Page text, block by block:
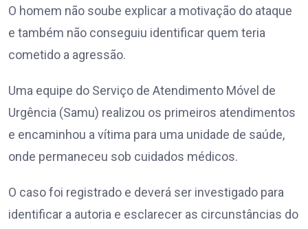
O homem não soube explicar a motivação do ataque
e também não conseguiu identificar quem teria
cometido a agressão.
Uma equipe do Serviço de Atendimento Móvel de
Urgência (Samu) realizou os primeiros atendimentos
e encaminhou a vítima para uma unidade de saúde,
onde permaneceu sob cuidados médicos.
O caso foi registrado e deverá ser investigado para
identificar a autoria e esclarecer as circunstâncias do